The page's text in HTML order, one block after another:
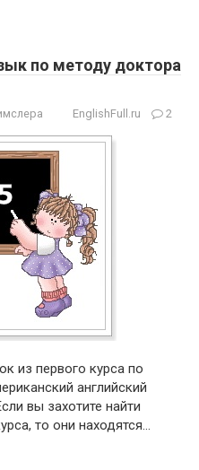
по методу доктора
EnglishFull.ru 2
из первого курса по
английский
вы захотите найти
то они находятся…